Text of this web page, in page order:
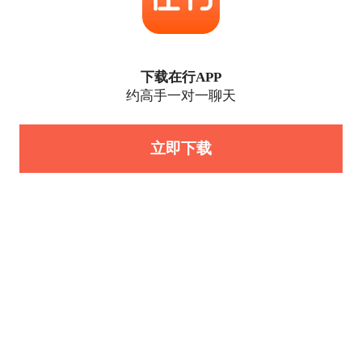
下载在行APP
约高手一对一聊天
立即下载